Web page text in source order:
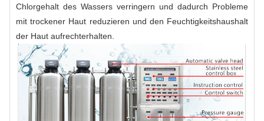
Chlorgehalt des Wassers verringern und dadurch Probleme
mit trockener Haut reduzieren und den Feuchtigkeitshaushalt
der Haut aufrechterhalten.